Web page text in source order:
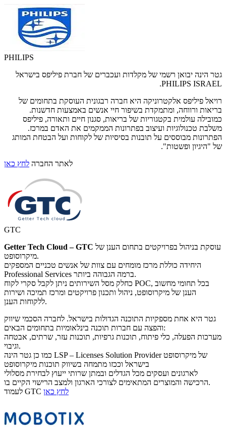
PHILIPS
גטר הינה יבואן רשמי של מקלדות ועכברים של חברת פיליפס בישראל
PHILIPS ISRAEL.
רויאל פיליפס אלקטרוניקה היא חברה רבגונית העוסקת בתחומים של
בריאות ורווחה, ומתמקדת בשיפור חיי אנשים באמצעות חדשנות.
כמובילה עולמית בקטגוריות של בריאות, סגנון חיים ותאורה, פיליפס
משלבת טכנולוגיות ועיצוב בפתרונות הממקמים את האדם במרכז.
הפתרונות מבוססים על תובנות בסיסיות של לקוחות ועל הבטחת המותג
של "היגיון ופשטות".
לאתר החברה לחץ כאן
GTC
Getter Tech Cloud – GTC
מיקרוסופט.
היחידה כוללת מרכז מומחים עם צוות של אנשים טכניים המספקים
Professional Services ברמה הגבוהה ביותר.
כחלק מסל השירותים ניתן לקבל סקרי לקוח POC, בכל תחומי מחשוב
הענן של מיקרוסופט, ניהול ותכנון פרויקטים ומרכז תמיכה ושירות
ללקוחות הענן.
גטר היא אחת מספקיות התוכנה הגדולות בישראל. לחברה הסכמי שיווק
והפצה עם חברות תוכנה בינלאומיות בתחומים הבאים:
מערכות הפעלה, כלי פיתוח, תוכנות גרפיות, תוכנות עזר, שרתים, אבטחה
וגיבוי.
כמו כן גטר הינה LSP – Licenses Solution Provider של מיקרוסופט
בישראל וככזו מתמחה בשיווק תוכנות מיקרוסופט
לארגונים ועסקים מכל הגדלים ובמתן שרותי ייעוץ לבחירת מסלולי
הרכישה והמוצרים המתאימים לצורכי הארגון ולמצב הרישוי הקיים בו.
לעמוד GTC לחץ כאן